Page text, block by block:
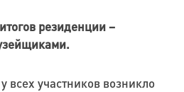
резиденции –
всех участников возникло